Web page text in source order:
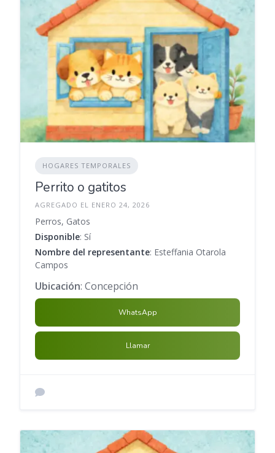
HOGARES TEMPORALES
Perrito o gatitos
AGREGADO EL ENERO 24, 2026
Perros, Gatos
Disponible: Sí
Nombre del representante: Esteffania Otarola
Campos
Ubicación: Concepción
WhatsApp
Llamar